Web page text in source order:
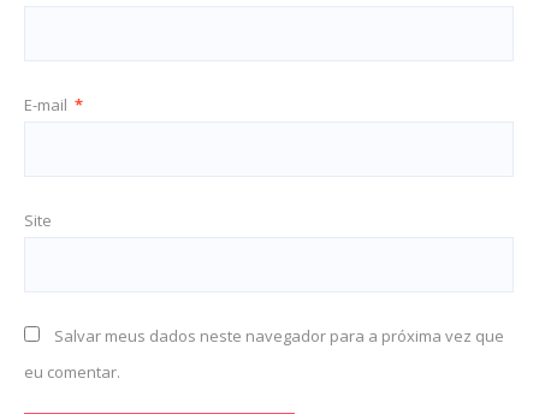
E-mail *
Site
Salvar meus dados neste navegador para a próxima vez que
eu comentar.